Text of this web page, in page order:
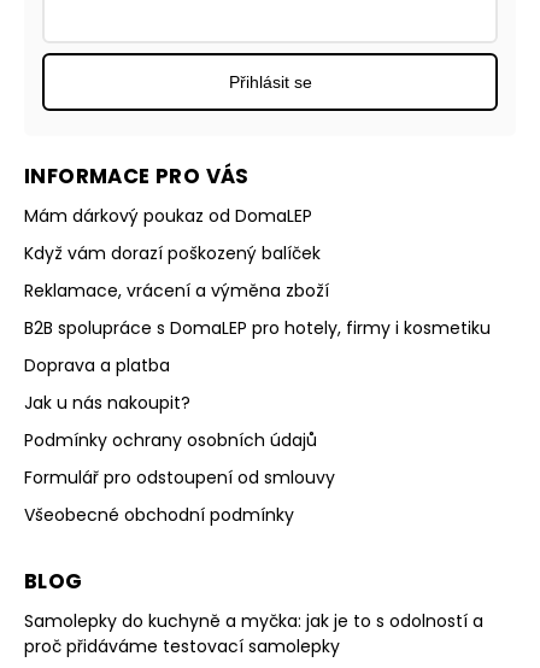
INFORMACE PRO VÁS
Mám dárkový poukaz od DomaLEP
Když vám dorazí poškozený balíček
Reklamace, vrácení a výměna zboží
B2B spolupráce s DomaLEP pro hotely, firmy i kosmetiku
Doprava a platba
Jak u nás nakoupit?
Podmínky ochrany osobních údajů
Formulář pro odstoupení od smlouvy
Všeobecné obchodní podmínky
BLOG
Samolepky do kuchyně a myčka: jak je to s odolností a
proč přidáváme testovací samolepky
Přihlásit se